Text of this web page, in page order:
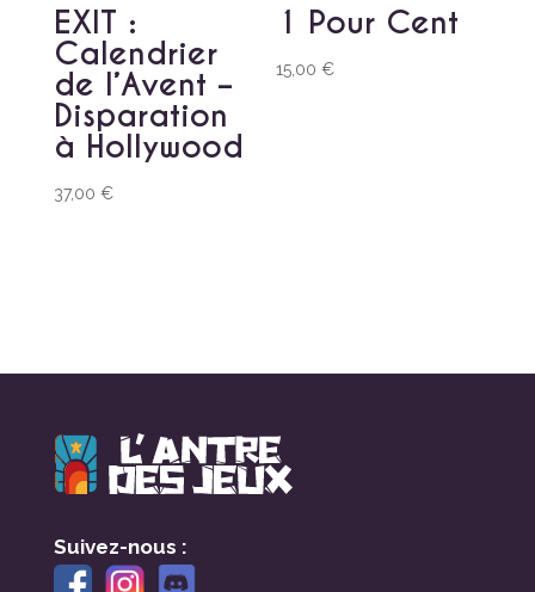
EXIT :
Calendrier
de l’Avent –
Disparation
à Hollywood
37,00 €
1 Pour Cent
15,00€
Suivez-nous :